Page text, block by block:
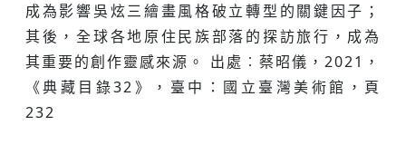
成為影響吳炫三繪畫風格破立轉型的關鍵因子；
其後，全球各地原住民族部落的探訪旅行，成為
其重要的創作靈感來源。 出處︰蔡昭儀，2021，
《典藏目錄32》，臺中：國立臺灣美術館，頁
232